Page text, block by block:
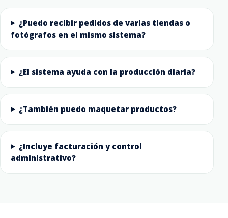
¿Puedo recibir pedidos de varias tiendas o
fotógrafos en el mismo sistema?
¿El sistema ayuda con la producción diaria?
¿También puedo maquetar productos?
¿Incluye facturación y control
administrativo?